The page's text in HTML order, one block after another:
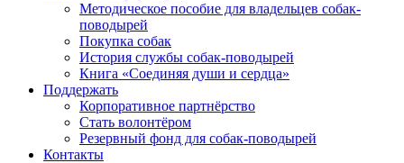
Методическое пособие для владельцев собак-
поводырей
Покупка собак
История службы собак-поводырей
Книга «Соединяя души и сердца»
Поддержать
Корпоративное партнёрство
Стать волонтёром
Резервный фонд для собак-поводырей
Контакты